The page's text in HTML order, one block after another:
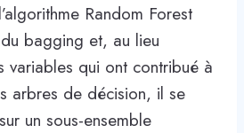
Random Forest
bagging et, au lieu
variables qui ont contribué à
arbres de décision, il se
un sous-ensemble